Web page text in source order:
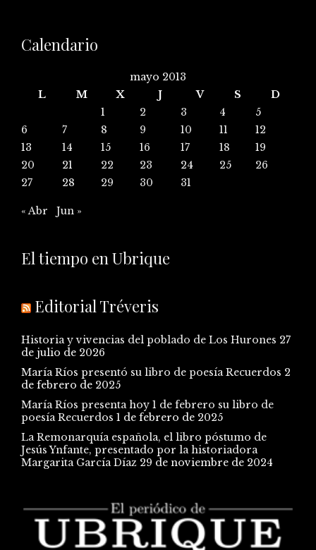
Calendario
mayo 2013
L
M X J V S
D
1
2 3 4
5
6
7 8 9 10 11
12
13
14 15 16 17 18
19
20
21 22 23 24 25
26
27
28 29 30 31
« Abr Jun »
El tiempo en Ubrique
Editorial Tréveris
Historia y vivencias del poblado de Los Hurones 27
de julio de 2026
María Ríos presentó su libro de poesía Recuerdos 2
de febrero de 2025
María Ríos presenta hoy 1 de febrero su libro de
poesía Recuerdos 1 de febrero de 2025
La Remonarquía española, el libro póstumo de
Jesús Ynfante, presentado por la historiadora
Margarita García Díaz 29 de noviembre de 2024